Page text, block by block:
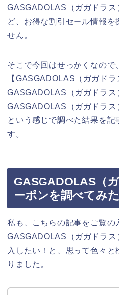
GASGADOLAS（ガガドラス
ど、お得な割引セール情報を
せん。
そこで今回はせっかくなので
【GASGADOLAS（ガガド
GASGADOLAS（ガガドラス
GASGADOLAS（ガガドラス
という感じで調べた結果を記
す。
GASGADOLAS（
ーポンを調べてみた
私も、こちらの記事をご覧の
GASGADOLAS（ガガドラ
入したい！と、思って色々と
りました。